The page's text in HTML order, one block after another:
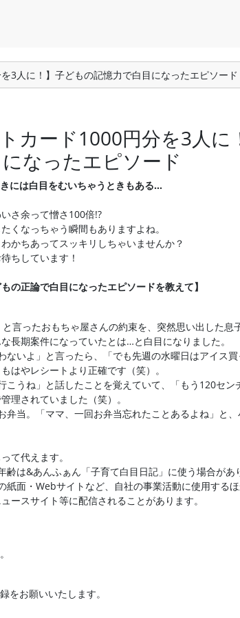
3人に！】子どもの記憶力で白目になったエピソード
カード1000円分を3人に
なったエピソード
には白目をむいちゃうときもある…
さ余って憎さ100倍!?
くなっちゃう瞬間もありますよね。
かちあってスッキリしちゃいませんか？
ちしています！
の正論で白目になったエピソードを教えて】
言ったおもちゃ屋さんの約束を、突然思い出した息
長期案件になっていたとは…と白目になりました。
ないよ」と言ったら、「でも先週の水曜日はアイス
はやレシートより正確です（笑）。
こうね」と話したことを覚えていて、「もう120セン
理されていました（笑）。
弁当。「ママ、一回お弁当忘れたことあるよね」と
て代えます。
は&あんふぁん「子育て白目日記」に使う場合があ
面・Webサイトなど、自社の事業活動に使用するほ
ースサイト等に配信されることがあります。
をお願いいたします。